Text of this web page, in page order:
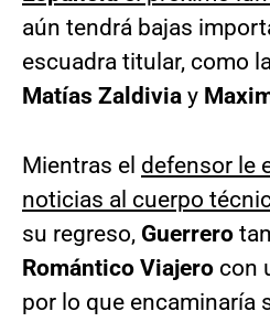
aún tendrá bajas
escuadra titular, como
Matías Zaldivia y
Mientras el defensor le
noticias al cuerpo
su regreso, Guerrero
Romántico Viajero con
por lo que encaminaría